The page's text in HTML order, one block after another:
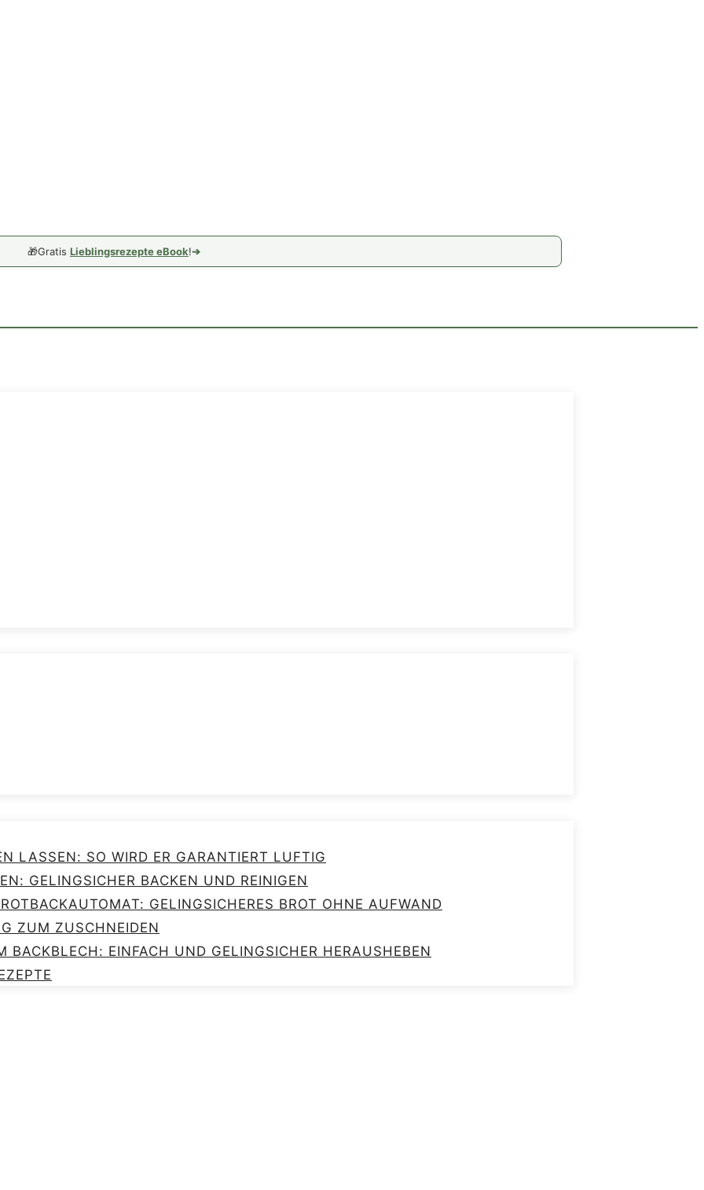
🎁Gratis Lieblingsrezepte eBook!➔
LASSEN: SO WIRD ER GARANTIERT LUFTIG
GELINGSICHER BACKEN UND REINIGEN
GELINGSICHERES BROT OHNE AUFWAND
ZUM ZUSCHNEIDEN
EINFACH UND GELINGSICHER HERAUSHEBEN